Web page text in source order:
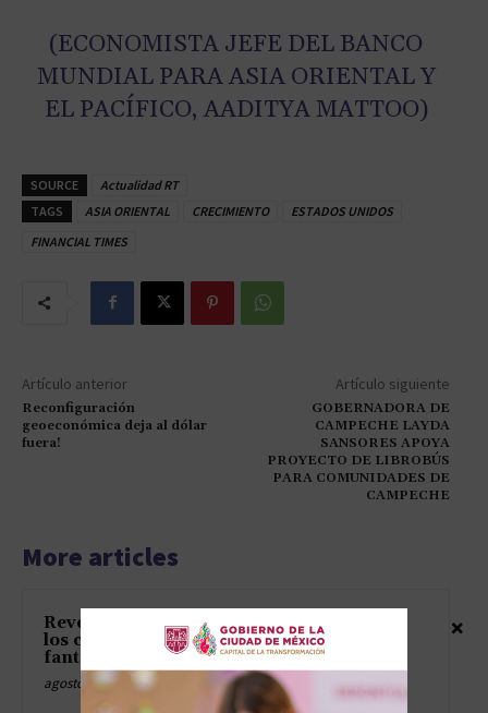
(ECONOMISTA JEFE DEL BANCO
MUNDIAL PARA ASIA ORIENTAL Y
EL PACÍFICO, AADITYA MATTOO)
SOURCE
Actualidad RT
TAGS
ASIA ORIENTAL CRECIMIENTO
ESTADOS UNIDOS
FINANCIAL TIMES
Artículo anterior
Reconfiguración
geoeconómica deja al dólar
fuera!
Artículo siguiente
GOBERNADORA DE
CAMPECHE LAYDA
SANSORES APOYA
PROYECTO DE LIBROBÚS
PARA COMUNIDADES DE
CAMPECHE
More articles
Revelan el tren del terror en
los centros del ICE y hasta los
fantasmas piden asilo
agosto 9, 2026
×